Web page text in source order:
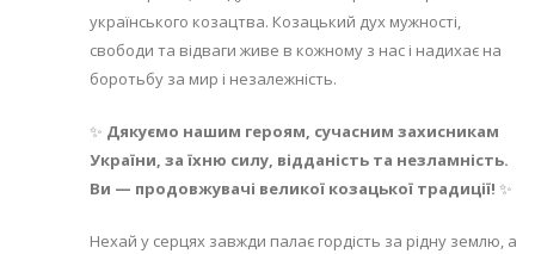
українського козацтва. Козацький дух мужності,
свободи та відваги живе в кожному з нас і надихає на
боротьбу за мир і незалежність.
✨ Дякуємо нашим героям, сучасним захисникам
України, за їхню силу, відданість та незламність.
Ви — продовжувачі великої козацької традиції! ✨
Нехай у серцях завжди палає гордість за рідну землю, а